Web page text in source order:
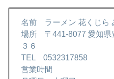
名前 ラーメン 花くじら
場所 〒441-8077 愛知県
３６
TEL 0532317858
営業時間